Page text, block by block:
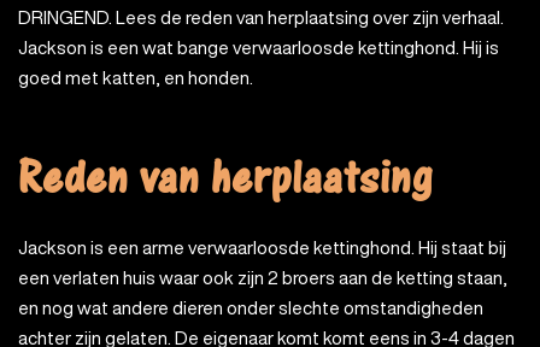
DRINGEND. Lees de reden van herplaatsing over zijn verhaal.
Jackson is een wat bange verwaarloosde kettinghond. Hij is
goed met katten, en honden.
Reden van herplaatsing
Jackson is een arme verwaarloosde kettinghond. Hij staat bij
een verlaten huis waar ook zijn 2 broers aan de ketting staan,
en nog wat andere dieren onder slechte omstandigheden
achter zijn gelaten. De eigenaar komt komt eens in 3-4 dagen